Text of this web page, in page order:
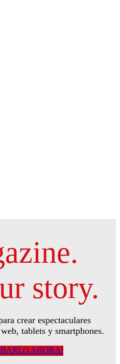
story.
crear espectaculares
tablets y smartphones.
AHORA!